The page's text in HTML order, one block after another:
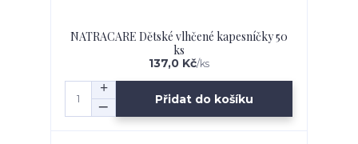
NATRACARE Dětské vlhčené kapesníčky 50
ks
137,0 Kč/ks
Přidat do košíku